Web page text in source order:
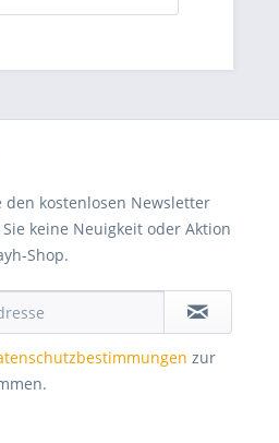
den kostenlosen Newsletter
keine Neuigkeit oder Aktion
Shop.
zur